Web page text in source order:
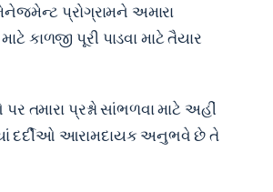
પ્રોગ્રામને અમારા
પૂરી પાડવા માટે તૈયાર
પ્રશ્નો સાંભળવા માટે અહીં
દર્દીઓ આરામદાયક અનુભવે છે તે